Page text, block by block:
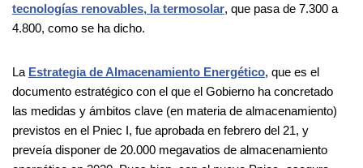
tecnologías renovables, la termosolar, que pasa de 7.300 a
4.800, como se ha dicho.
La Estrategia de Almacenamiento Energético, que es el
documento estratégico con el que el Gobierno ha concretado
las medidas y ámbitos clave (en materia de almacenamiento)
previstos en el Pniec I, fue aprobada en febrero del 21, y
preveía disponer de 20.000 megavatios de almacenamiento